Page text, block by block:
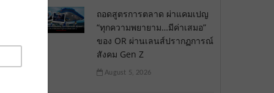
ถอดสูตรการตลาด ผ่าแคมเปญ
“ทุกความพยายาม…มีค่าเสมอ”
ของ OR ผ่านเลนส์ปรากฏการณ์
สังคม Gen Z
August 5, 2026